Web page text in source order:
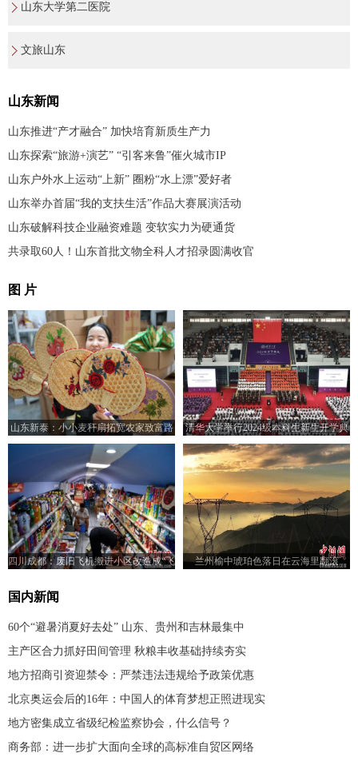
山东大学第二医院
文旅山东
山东新闻
山东推进“产才融合” 加快培育新质生产力
山东探索“旅游+演艺” “引客来鲁”催火城市IP
山东户外水上运动“上新” 圈粉“水上漂”爱好者
山东举办首届“我的支扶生活”作品大赛展演活动
山东破解科技企业融资难题 变软实力为硬通货
共录取60人！山东首批文物全科人才招录圆满收官
图 片
山东新泰：小小麦秆扇拓宽农家致富路
清华大学举行2024级本科生新生开学典
礼
四川成都：废旧飞机搬进小区改造成“飞
兰州榆中琥珀色落日在云海里翻滚
国内新闻
60个“避暑消夏好去处” 山东、贵州和吉林最集中
主产区合力抓好田间管理 秋粮丰收基础持续夯实
地方招商引资迎禁令：严禁违法违规给予政策优惠
北京奥运会后的16年：中国人的体育梦想正照进现实
地方密集成立省级纪检监察协会，什么信号？
商务部：进一步扩大面向全球的高标准自贸区网络